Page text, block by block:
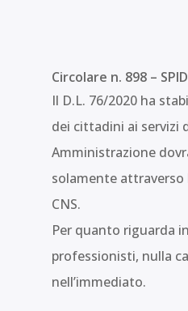
Circolare n. 898 –
Il D.L. 76/2020 ha
dei cittadini ai servizi
Amministrazione
solamente attraverso
CNS.
Per quanto riguarda
professionisti, nulla
nell’immediato.